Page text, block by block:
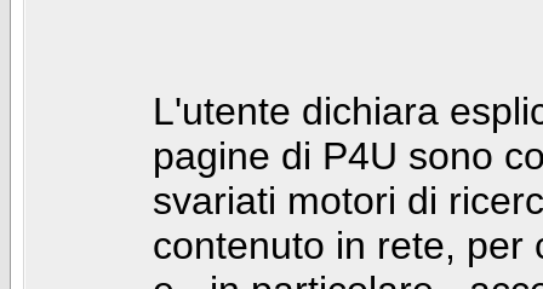
L'utente dichiara
pagine di P4U sono
svariati motori di
contenuto in rete, per